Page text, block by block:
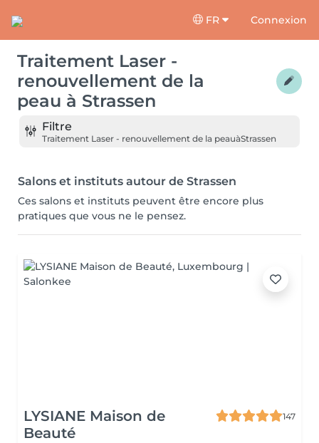
FR Connexion
Traitement Laser -
renouvellement de la
peau à Strassen
Filtre
Traitement Laser - renouvellement de la peauàStrassen
Salons et instituts autour de Strassen
Ces salons et instituts peuvent être encore plus
pratiques que vous ne le pensez.
LYSIANE Maison de
Beauté
147